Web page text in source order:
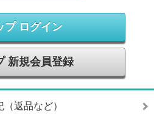
プ ログイン
新規会員登録
返品など）